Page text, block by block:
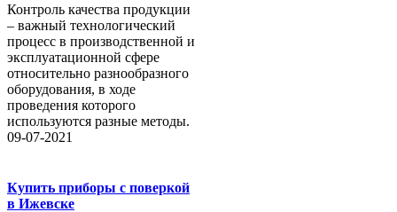
Контроль качества продукции
– важный технологический
процесс в производственной и
эксплуатационной сфере
относительно разнообразного
оборудования, в ходе
проведения которого
используются разные методы.
09-07-2021
Купить приборы с поверкой
в Ижевске